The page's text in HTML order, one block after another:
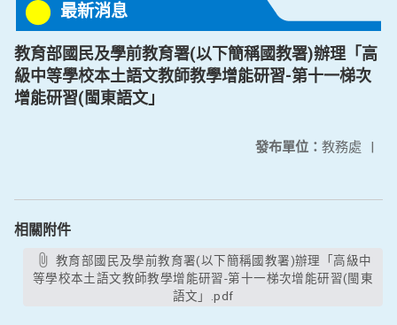
最新消息
教育部國民及學前教育署(以下簡稱國教署)辦理「高
級中等學校本土語文教師教學增能研習-第十一梯次
增能研習(閩東語文」
發布單位： 教務處 |
相關附件
等學校本土語文教師教學增能研習-第十一梯次增能研習(閩東
語文」.pdf